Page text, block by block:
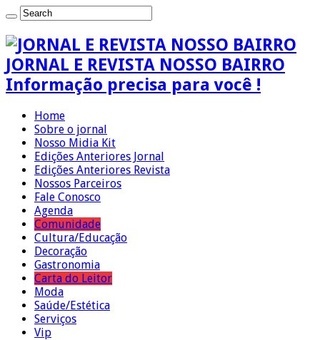
JORNAL E REVISTA NOSSO BAIRRO
Informação precisa para você !
Home
Sobre o jornal
Nosso Midia Kit
Edições Anteriores Jornal
Edições Anteriores Revista
Nossos Parceiros
Fale Conosco
Agenda
Comunidade
Cultura/Educação
Decoração
Gastronomia
Carta do Leitor
Moda
Saúde/Estética
Serviços
Vip